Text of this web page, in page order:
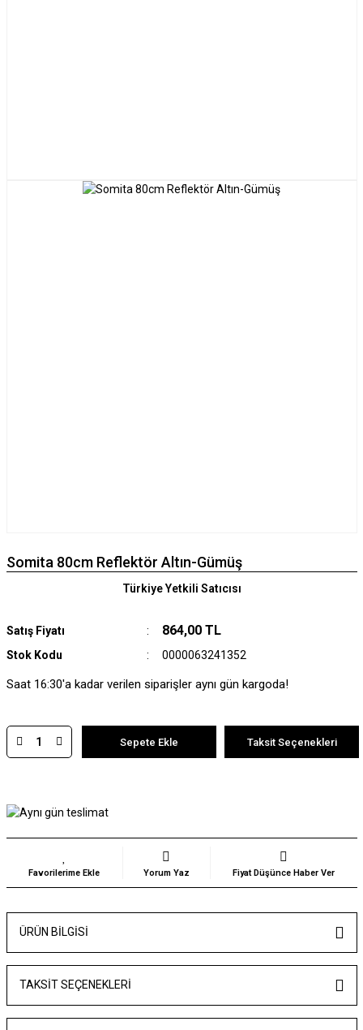
Somita 80cm Reflektör Altın-Gümüş
Satış Fiyatı 864,00 TL
Stok Kodu 0000063241352
Türkiye Yetkili Satıcısı
Saat 16:30'a kadar verilen siparişler aynı gün kargoda!
Sepete Ekle Taksit Seçenekleri
Yorum Yaz Fiyat Düşünce Haber Ver
ÜRÜN BILGISI
TAKSIT SEÇENEKLERI